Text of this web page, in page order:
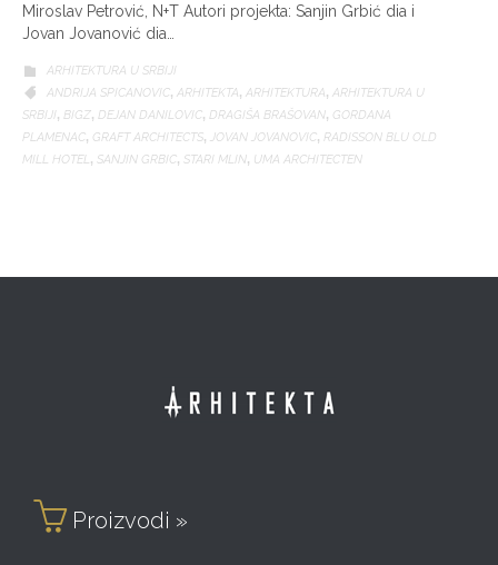
Miroslav Petrović, N+T Autori projekta: Sanjin Grbić dia i
Jovan Jovanović dia…
 CATEGORY
ARHITEKTURA U SRBIJI

CATEGORY
ANDRIJA SPICANOVIC, ARHITEKTA, ARHITEKTURA, ARHITEKTURA U
SRBIJI, BIGZ, DEJAN DANILOVIC, DRAGIŠA BRAŠOVAN, GORDANA
PLAMENAC, GRAFT ARCHITECTS, JOVAN JOVANOVIC, RADISSON BLU OLD
MILL HOTEL, SANJIN GRBIC, STARI MLIN, UMA ARCHITECTEN
 Proizvodi »